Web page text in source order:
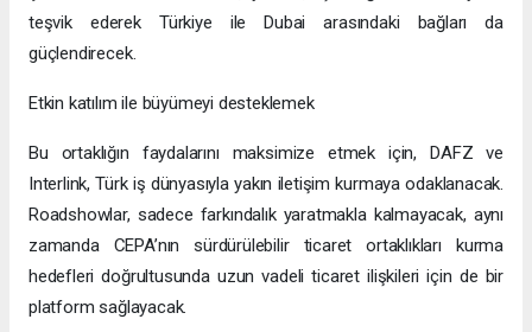
teşvik ederek Türkiye ile Dubai arasındaki bağları da
güçlendirecek.
Etkin katılım ile büyümeyi desteklemek
Bu ortaklığın faydalarını maksimize etmek için, DAFZ ve
Interlink, Türk iş dünyasıyla yakın iletişim kurmaya odaklanacak.
Roadshowlar, sadece farkındalık yaratmakla kalmayacak, aynı
zamanda CEPA’nın sürdürülebilir ticaret ortaklıkları kurma
hedefleri doğrultusunda uzun vadeli ticaret ilişkileri için de bir
platform sağlayacak.